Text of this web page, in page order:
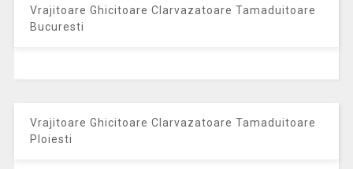
Vrajitoare Ghicitoare Clarvazatoare Tamaduitoare
Bucuresti
Vrajitoare Ghicitoare Clarvazatoare Tamaduitoare
Ploiesti